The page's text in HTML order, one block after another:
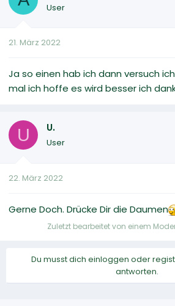
User
21. März 2022
Ja so einen hab ich dann versuch
mal ich hoffe es wird besser ich
U U.
User
22. März 2022
Gerne Doch. Drücke Dir die Daumen
Zuletzt bearbeitet von einem
Du musst dich einloggen oder
antworten.